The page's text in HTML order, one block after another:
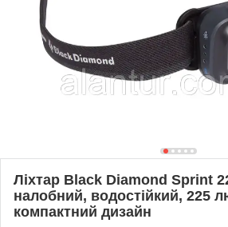
Ліхтар Black Diamond Sprint
налобний, водостійкий, 225
компактний дизайн